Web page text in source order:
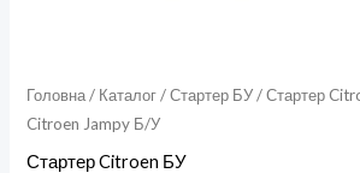
Головна/ Каталог/Стартер БУ/Стартер
Citroen Jampy Б/У
Стартер Citroen БУ